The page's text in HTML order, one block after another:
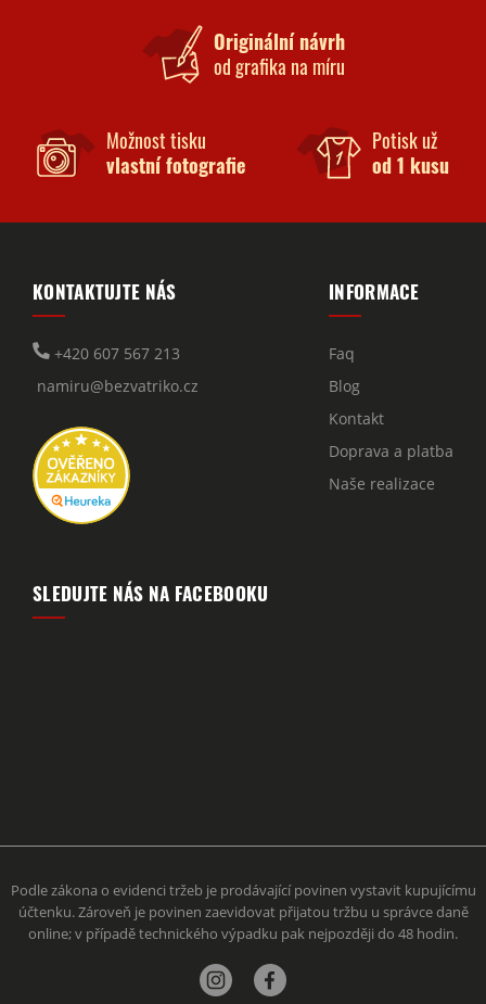
Originální návrh
od grafika na míru
Možnost tisku
vlastní fotografie
Potisk už
od 1 kusu
KONTAKTUJTE NÁS
+420 607 567 213
namiru@bezvatriko.cz
INFORMACE
Faq
Blog
Kontakt
Doprava a platba
Naše realizace
SLEDUJTE NÁS NA FACEBOOKU
Podle zákona o evidenci tržeb je prodávající povinen vystavit kupujícímu
účtenku. Zároveň je povinen zaevidovat přijatou tržbu u správce daně
online; v případě technického výpadku pak nejpozději do 48 hodin.